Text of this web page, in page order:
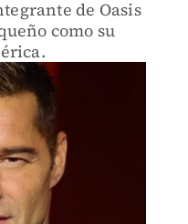
de Oasis
como su